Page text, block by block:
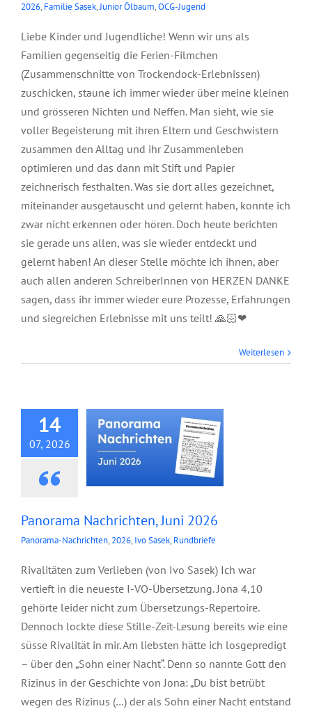
2026, Familie Sasek,Junior Ölbaum,OCG-Jugend
Liebe Kinder und Jugendliche! Wenn wir uns als
Familien gegenseitig die Ferien-Filmchen
(Zusammenschnitte von Trockendock-Erlebnissen)
zuschicken, staune ich immer wieder über meine kleinen
und grösseren Nichten und Neffen. Man sieht, wie sie
voller Begeisterung mit ihren Eltern und Geschwistern
zusammen den Alltag und ihr Zusammenleben
optimieren und das dann mit Stift und Papier
zeichnerisch festhalten. Was sie dort alles gezeichnet,
miteinander ausgetauscht und gelernt haben, konnte ich
zwar nicht erkennen oder hören. Doch heute berichten
sie gerade uns allen, was sie wieder entdeckt und
gelernt haben! An dieser Stelle möchte ich ihnen, aber
auch allen anderen SchreiberInnen von HERZEN DANKE
sagen, dass ihr immer wieder eure Prozesse, Erfahrungen
und siegreichen Erlebnisse mit uns teilt! 🙏🏻❤
Weiterlesen
14
07, 2026
Panorama Nachrichten, Juni 2026
Panorama-Nachrichten, 2026, Ivo Sasek, Rundbriefe
Rivalitäten zum Verlieben (von Ivo Sasek) Ich war
vertieft in die neueste I-VO-Übersetzung. Jona 4,10
gehörte leider nicht zum Übersetzungs-Repertoire.
Dennoch lockte diese Stille-Zeit-Lesung bereits wie eine
süsse Rivalität in mir. Am liebsten hätte ich losgepredigt
– über den „Sohn einer Nacht“. Denn so nannte Gott den
Rizinus in der Geschichte von Jona: „Du bist betrübt
wegen des Rizinus (…) der als Sohn einer Nacht entstand